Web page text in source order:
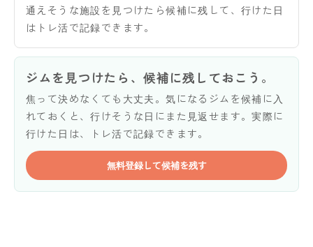
通えそうな施設を見つけたら候補に残して、行けた日
はトレ活で記録できます。
ジムを見つけたら、候補に残しておこう。
焦って決めなくても大丈夫。気になるジムを候補に入
れておくと、行けそうな日にまた見返せます。実際に
行けた日は、トレ活で記録できます。
無料登録して候補を残す